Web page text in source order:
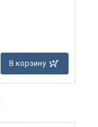
В корзину